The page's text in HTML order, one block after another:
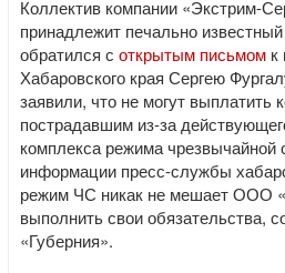
Коллектив компании «Экстрим-
принадлежит печально
обратился с открытым письмом к
Хабаровского края Сергею
заявили, что не могут выплатить
пострадавшим из-за
комплекса режима чрезвычайной
информации пресс-службы
режим ЧС никак не мешает ООО
выполнить свои обязательства,
«Губерния».